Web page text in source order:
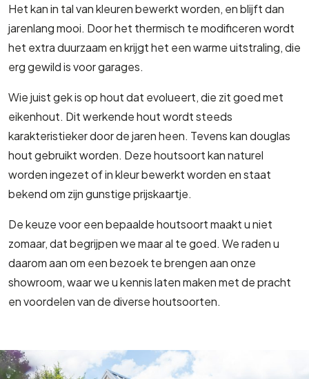
Het kan in tal van kleuren bewerkt worden, en blijft dan
jarenlang mooi. Door het thermisch te modificeren wordt
het extra duurzaam en krijgt het een warme uitstraling, die
erg gewild is voor garages.
Wie juist gek is op hout dat evolueert, die zit goed met
eikenhout. Dit werkende hout wordt steeds
karakteristieker door de jaren heen. Tevens kan douglas
hout gebruikt worden. Deze houtsoort kan naturel
worden ingezet of in kleur bewerkt worden en staat
bekend om zijn gunstige prijskaartje.
De keuze voor een bepaalde houtsoort maakt u niet
zomaar, dat begrijpen we maar al te goed. We raden u
daarom aan om een bezoek te brengen aan onze
showroom, waar we u kennis laten maken met de pracht
en voordelen van de diverse houtsoorten.